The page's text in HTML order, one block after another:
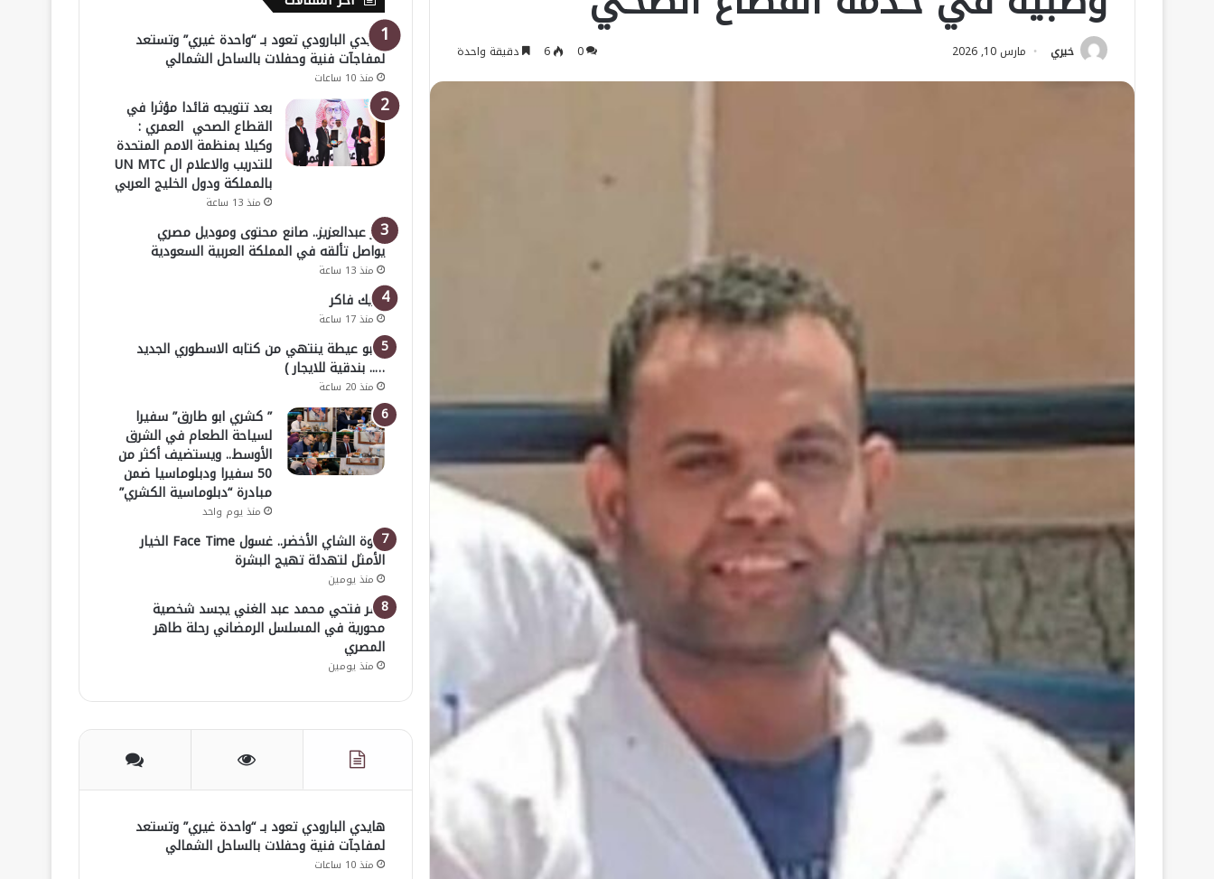
خيري مارس 10, 2026 0
6 دقيقة واحدة هايدي البارودي تعود بـ “واحدة غيري” وتستعد
لمفاجآت فنية وحفلات بالساحل الشمالي
منذ 10 ساعات
بعد تتويجه قائدا مؤثرا في
القطاع الصحي العمري :
وكيلا بمنظمة الامم المتحدة
للتدريب والاعلام ال UN MTC
بالمملكة ودول الخليج العربي
منذ 13 ساعة
بدر عبدالعزيز.. صانع محتوى وموديل مصري
يواصل تألقه في المملكة العربية السعودية
منذ 13 ساعة
خليك فاكر
منذ 17 ساعة
( أبو عيطة ينتهي من كتابه الاسطوري الجديد
….. بندقية للايجار )
منذ 20 ساعة
” كشري ابو طارق” سفيرا
لسياحة الطعام في الشرق
الأوسط.. ويستضيف أكثر من
50 سفيرا ودبلوماسيا ضمن
مبادرة “دبلوماسية الكشري”
منذ يوم واحد
قوة الشاي الأخضر.. غسول Face Time الخيار
الأمثل لتهدئة تهيج البشرة
منذ يومين
عمر فتحي محمد عبد الغني يجسد شخصية
محورية في المسلسل الرمضاني رحلة طاهر
المصري
منذ يومين
هايدي البارودي تعود بـ “واحدة غيري” وتستعد
لمفاجآت فنية وحفلات بالساحل الشمالي
منذ 10 ساعات